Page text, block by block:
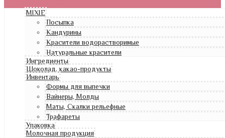
MIXIE
Посыпка
Кандурины
Красители водорастворимые
Натуральные красители
Ингредиенты
Шоколад, какао-продукты
Инвентарь
Формы для выпечки
Вайнеры, Молды
Маты, Скалки рельефные
Трафареты
Упаковка
Молочная продукция